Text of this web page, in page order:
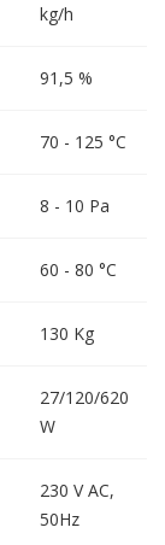
kg/h
91,5 %
70 - 125 °C
8 - 10 Pa
60 - 80 °C
130 Kg
27/120/620
W
230 V AC,
50Hz